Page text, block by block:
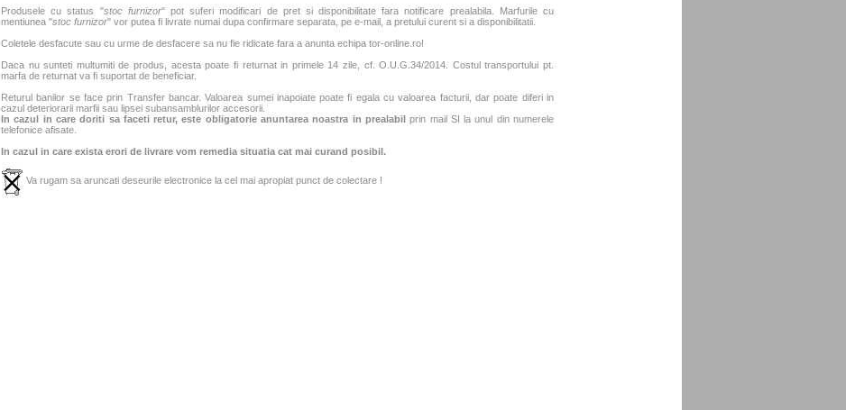
Produsele cu status "stoc furnizor" pot suferi modificari de pret si disponibilitate fara notificare prealabila. Marfurile cu
mentiunea "stoc furnizor" vor putea fi livrate numai dupa confirmare separata, pe e-mail, a pretului curent si a disponibilitatii.
Coletele desfacute sau cu urme de desfacere sa nu fie ridicate fara a anunta echipa tor-online.ro!
Daca nu sunteti multumiti de produs, acesta poate fi returnat in primele 14 zile, cf. O.U.G.34/2014. Costul transportului pt.
marfa de returnat va fi suportat de beneficiar.
Returul banilor se face prin Transfer bancar. Valoarea sumei inapoiate poate fi egala cu valoarea facturii, dar poate diferi in
cazul deteriorarii marfii sau lipsei subansamblurilor accesorii.
In cazul in care doriti sa faceti retur, este obligatorie anuntarea noastra in prealabil prin mail SI la unul din numerele
telefonice afisate.
In cazul in care exista erori de livrare vom remedia situatia cat mai curand posibil.
Va rugam sa aruncati deseurile electronice la cel mai apropiat punct de colectare !